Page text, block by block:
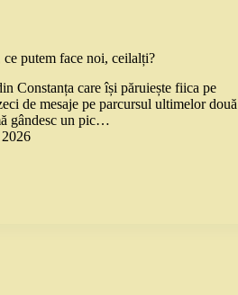
putem face noi, ceilalți?
Constanța care își păruiește fiica pe
de mesaje pe parcursul ultimelor două
gândesc un pic…